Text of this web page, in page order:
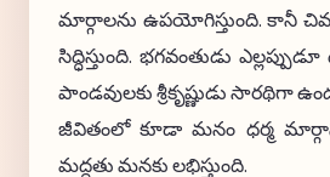
మార్గాలను ఉపయోగిస్తుంది. కానీ
సిద్ధిస్తుంది. భగవంతుడు
పాండవులకు శ్రీకృష్ణుడు సారథిగా
జీవితంలో కూడా మనం ధర్మ
మద్దతు మనకు లభిస్తుంది.